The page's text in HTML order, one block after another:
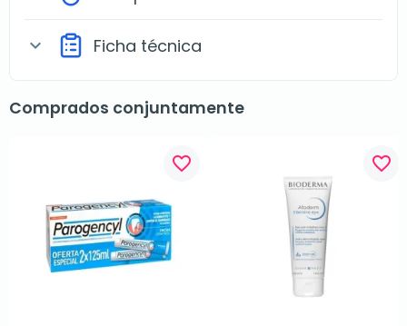
expand_more Ficha técnica
Comprados conjuntamente
favorite_border favorite_border